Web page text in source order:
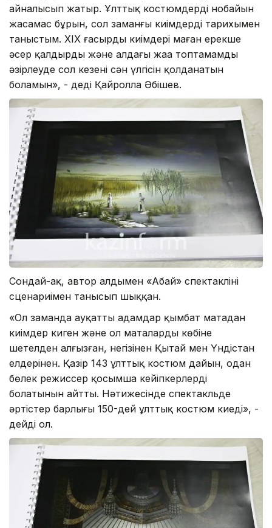
айналысып жатыр. Ұлттық костюмдердің нобайын
жасамас бұрын, сол заманғы киімдердің тарихымен
таныстым. ХІХ ғасырдың киімдері маған ерекше
әсер қалдырды және алдағы жаңа топтамамды
әзірлеуде сол кезеңнің сән үлгісін қолданатын
боламын», - деді Қайролла Әбішев.
Сондай-ақ, автор алдымен «Абай» спектаклінің
сценариімен танысып шыққан.
«Ол заманда ауқатты адамдар қымбат матадан
киімдер киген және ол маталарды көбіне
шетелден алғызған, негізінен Қытай мен Үндістан
елдерінен. Қазір 143 ұлттық костюм дайын, одан
бөлек режиссер қосымша кейіпкерлердің
болатынын айтты. Нәтижесінде спектакльде
әртістер барлығы 150-дей ұлттық костюм киеді», -
дейді ол.